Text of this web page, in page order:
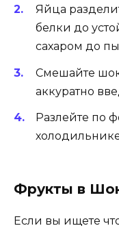
Яйца
белки до
сахаром до
Смешайте
аккуратно
Разлейте по
Фрукты в
Если вы ищете